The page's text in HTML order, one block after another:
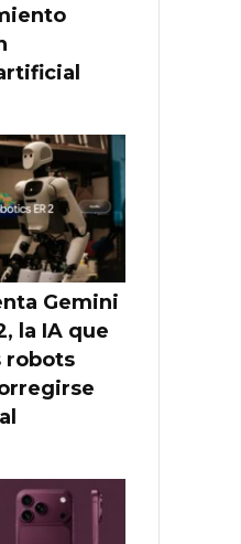
Gemini
la IA que
robots